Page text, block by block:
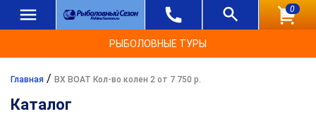
0
РЫБОЛОВНЫЕ ТУРЫ
Главная / BX BOAT Кол-во колен 2 от 7 750 р.
Каталог